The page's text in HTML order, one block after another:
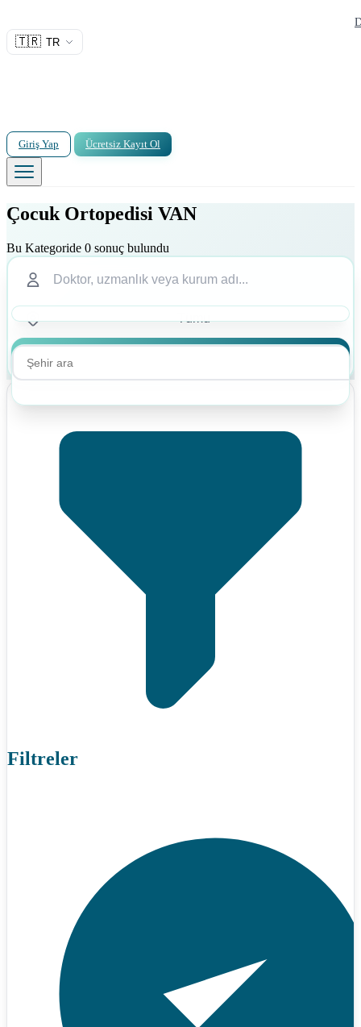
🇹🇷 TR
Giriş Yap Ücretsiz Kayıt Ol
Çocuk Ortopedisi VAN
Bu Kategoride 0 sonuç bulundu
Filtreler